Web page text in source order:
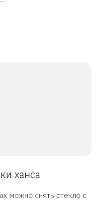
ханса
можно снять стекло с